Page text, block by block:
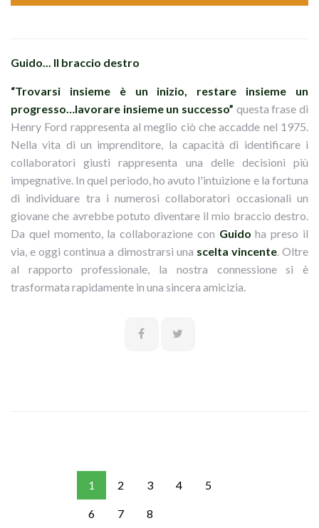
Guido... Il braccio destro
“Trovarsi insieme è un inizio, restare insieme un
progresso…lavorare insieme un successo” questa frase di
Henry Ford rappresenta al meglio ciò che accadde nel 1975.
Nella vita di un imprenditore, la capacità di identificare i
collaboratori giusti rappresenta una delle decisioni più
impegnative. In quel periodo, ho avuto l'intuizione e la fortuna
di individuare tra i numerosi collaboratori occasionali un
giovane che avrebbe potuto diventare il mio braccio destro.
Da quel momento, la collaborazione con Guido ha preso il
via, e oggi continua a dimostrarsi una scelta vincente. Oltre
al rapporto professionale, la nostra connessione si è
trasformata rapidamente in una sincera amicizia.
1 2 3 4 5
6 7 8